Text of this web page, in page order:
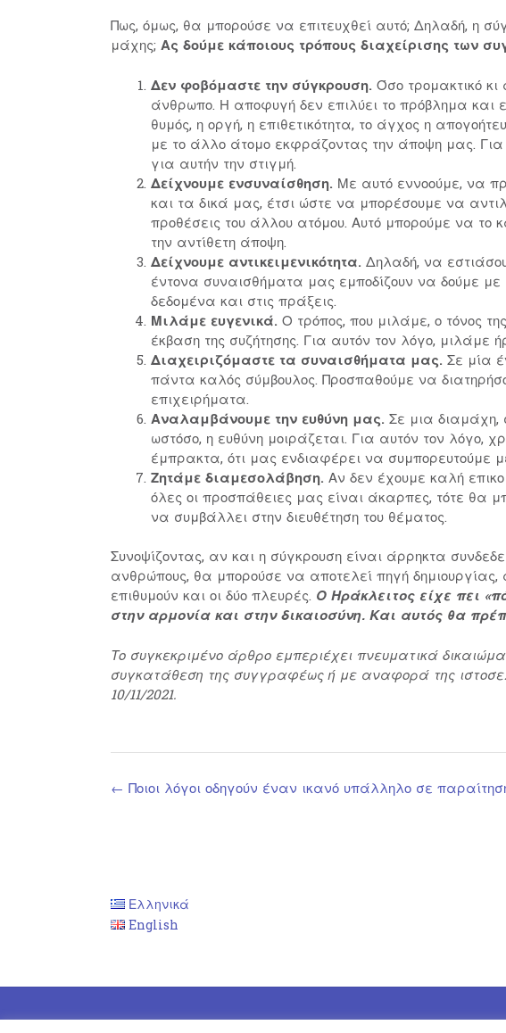
Πως, όμως, θα μπορούσε να επιτευχθεί αυτό; Δηλαδή, η
μάχης; Ας δούμε κάποιους τρόπους διαχείρισης των
Δεν φοβόμαστε την σύγκρουση. Όσο τρομακτικό
άνθρωπο. Η αποφυγή δεν επιλύει το πρόβλημα και
θυμός, η οργή, η επιθετικότητα, το άγχος η
με το άλλο άτομο εκφράζοντας την άποψη μας.
για αυτήν την στιγμή.
Δείχνουμε ενσυναίσθηση. Με αυτό εννοούμε, να
και τα δικά μας, έτσι ώστε να μπορέσουμε να
προθέσεις του άλλου ατόμου. Αυτό μπορούμε να
την αντίθετη άποψη.
Δείχνουμε αντικειμενικότητα. Δηλαδή, να
έντονα συναισθήματα μας εμποδίζουν να δούμε
δεδομένα και στις πράξεις.
Μιλάμε ευγενικά. Ο τρόπος, που μιλάμε, ο τόνος
έκβαση της συζήτησης. Για αυτόν τον λόγο,
Διαχειριζόμαστε τα συναισθήματα μας. Σε μία
πάντα καλός σύμβουλος. Προσπαθούμε να
επιχειρήματα.
Αναλαμβάνουμε την ευθύνη μας. Σε μια διαμάχη,
ωστόσο, η ευθύνη μοιράζεται. Για αυτόν τον
έμπρακτα, ότι μας ενδιαφέρει να συμπορευτούμε
Ζητάμε διαμεσολάβηση. Αν δεν έχουμε καλή
όλες οι προσπάθειες μας είναι άκαρπες, τότε θα
να συμβάλλει στην διευθέτηση του θέματος.
Συνοψίζοντας, αν και η σύγκρουση είναι άρρηκτα
ανθρώπους, θα μπορούσε να αποτελεί πηγή δημιουργίας,
επιθυμούν και οι δύο πλευρές. Ο Ηράκλειτος είχε πει
στην αρμονία και στην δικαιοσύνη. Και αυτός θα
Το συγκεκριμένο άρθρο εμπεριέχει πνευματικά
συγκατάθεση της συγγραφέως ή με αναφορά της
10/11/2021.
Post
← Ποιοι λόγοι οδηγούν έναν ικανό υπάλληλο σε
Ελληνικά
English